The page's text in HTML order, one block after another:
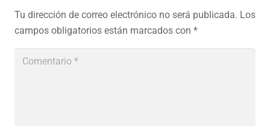
Tu dirección de correo electrónico no será publicada. Los
campos obligatorios están marcados con *